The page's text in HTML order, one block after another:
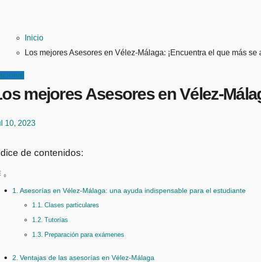
Inicio
Los mejores Asesores en Vélez-Málaga: ¡Encuentra el que más
mejores Asesores en Vélez-
10, 2023
de contenidos:
Asesorías en Vélez-Málaga: una ayuda indispensable para el estudiante
Clases particulares
Tutorías
Preparación para exámenes
Ventajas de las asesorías en Vélez-Málaga